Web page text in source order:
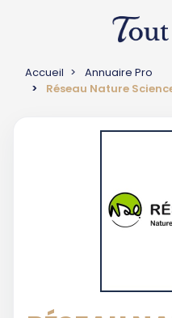
Accueil
Annuaire Pro
Réseau Nature